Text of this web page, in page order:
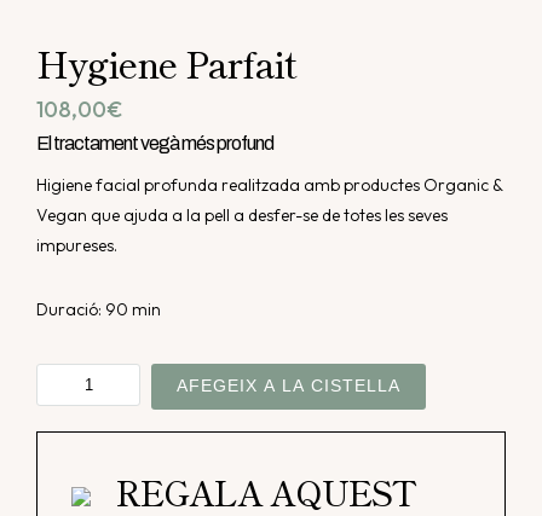
Hygiene Parfait
108,00€
El tractament vegà més profund
Higiene facial profunda realitzada amb productes Organic &
Vegan que ajuda a la pell a desfer-se de totes les seves
impureses.
Duració: 90 min
quantitat
de
Hygiene
AFEGEIX A LA CISTELLA
REGALA AQUEST